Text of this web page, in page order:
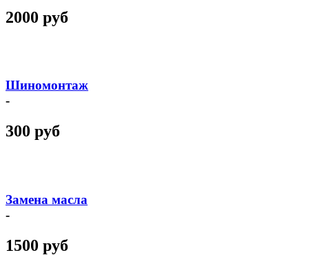
2000 руб
Шиномонтаж
-
300 руб
Замена масла
-
1500 руб